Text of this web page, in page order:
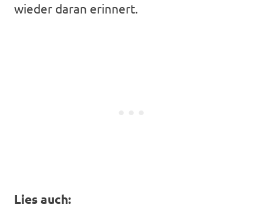
wieder daran erinnert.
Lies auch: